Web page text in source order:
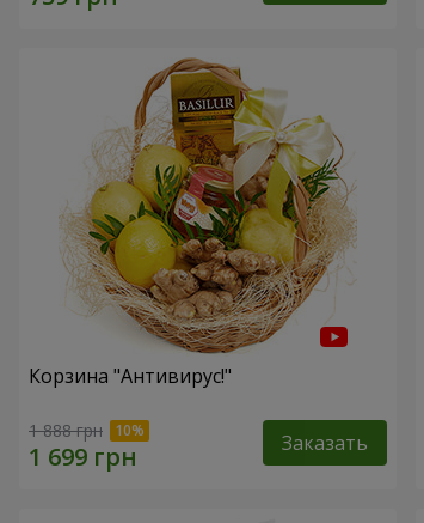
Корзина "Антивирус!"
1 888 грн Заказать